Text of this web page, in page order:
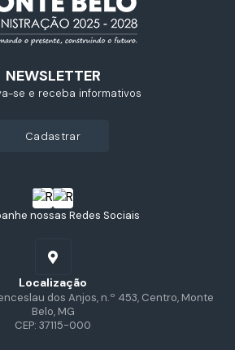
nossas Redes Sociais
Localização
dos Anjos, n.º 453, Centro, Monte
Belo, MG
CEP: 37115-000
NEWSLETTER
se e receba informativos
cadastrar